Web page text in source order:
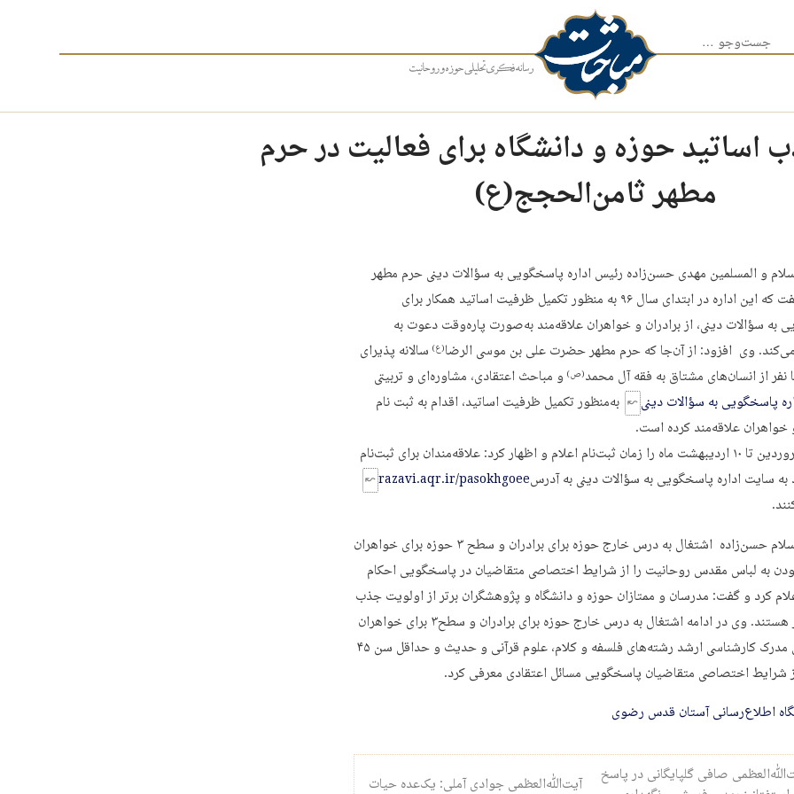
جست‌وجو برای:
اساتید حوزه و دانشگاه برای فعالیت در حرم
مطهر ثامن‌الحجج(ع)
و المسلمین مهدی حسن‌زاده رئیس اداره پاسخگویی به سؤالات دینی حرم مطهر
رضوی گفت که این اداره در ابتدای سال ۹۶ به منظور تکمیل ظرفیت اساتید همکار برای
به سؤالات دینی، از برادران و خواهران علاقه‌مند به‌صورت پاره‌وقت دعوت به
وی افزود: از آن‌جا که حرم مطهر حضرت علی بن موسی الرضا(ع)سالانه پذیرای
نفر از انسان‌های مشتاق به فقه آل محمد(ص)و مباحث اعتقادی، مشاوره‌ای و تربیتی
پاسخگویی به سؤالات دینی
به‌منظور تکمیل ظرفیت اساتید، اقدام به ثبت نام
خواهران علاقه‌مند کرده است.
وی ۲۵ فروردین تا ۱۰ اردیبهشت ماه را زمان ثبت‌نام اعلام و اظهار کرد: علاقه‌مندان برای ثبت‌نام
به سایت اداره پاسخگویی به سؤالات دینی به آدرسrazavi.aqr.ir/pasokhgoee
حجت‌الاسلام حسن‌زاده اشتغال به درس خارج حوزه برای برادران و سطح ۳ حوزه برای خواهران
به لباس مقدس روحانیت را از شرایط اختصاصی متقاضیان در پاسخگویی احکام
کرد و گفت: مدرسان و ممتازان حوزه و دانشگاه و پژوهشگران برتر از اولویت جذب
برخوردار هستند. وی در ادامه اشتغال به درس خارج حوزه برای برادران و سطح۳ برای خواهران
یا داشتن مدرک کارشناسی ارشد رشته‌های فلسفه و کلام، علوم قرآنی و حدیث و حداقل سن ۴۵
شرایط اختصاصی متقاضیان پاسخگویی مسائل اعتقادی معرفی کرد.
اطلاع‌رسانی آستان قدس رضوی
نوشتهصافی گلپایگانی در پاسخ
آیت‌الله‌العظمی جوادی آملی: یک‌عده حیات